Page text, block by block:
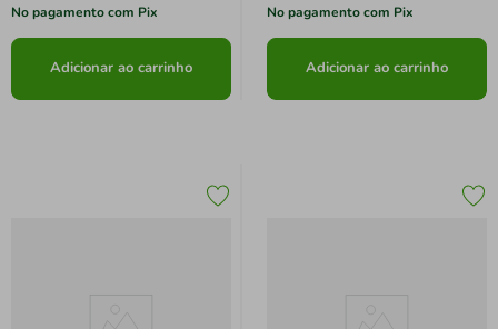
No pagamento com Pix
Adicionar ao carrinho
No pagamento com Pix
Adicionar ao carrinho